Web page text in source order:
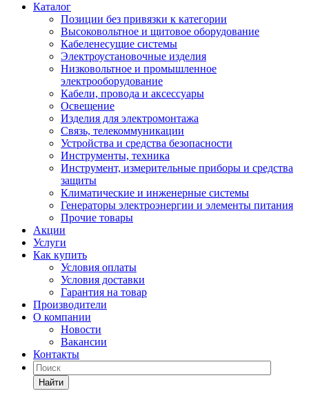
Каталог
Позиции без привязки к категории
Высоковольтное и щитовое оборудование
Кабеленесущие системы
Электроустановочные изделия
Низковольтное и промышленное
электрооборудование
Кабели, провода и аксессуары
Освещение
Изделия для электромонтажа
Связь, телекоммуникации
Устройства и средства безопасности
Инструменты, техника
Инструмент, измерительные приборы и средства
защиты
Климатические и инженерные системы
Генераторы электроэнергии и элементы питания
Прочие товары
Акции
Услуги
Как купить
Условия оплаты
Условия доставки
Гарантия на товар
Производители
О компании
Новости
Вакансии
Контакты
Найти